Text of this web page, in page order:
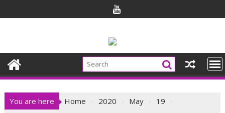
to
You are here Home 2020 May
19